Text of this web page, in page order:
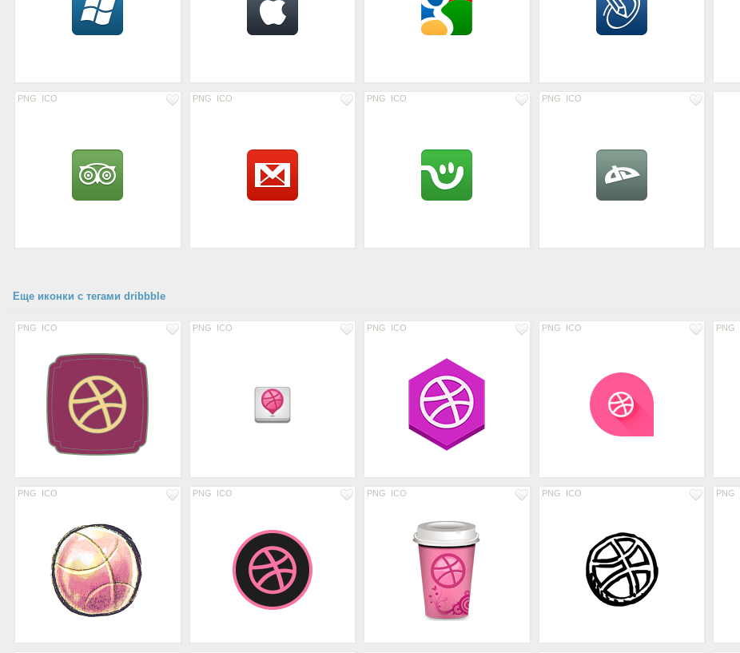
PNG ICO PNG ICO PNG ICO PNG ICO
Еще иконки с тегами dribbble
PNG ICO PNG ICO PNG ICO PNG ICO PNG
PNG ICO PNG ICO PNG ICO PNG ICO PNG